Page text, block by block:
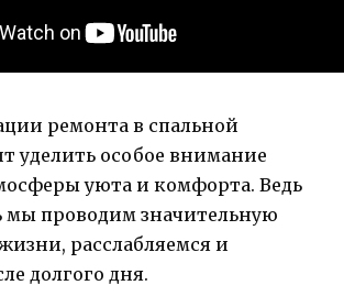
ремонта в спальной
уделить особое внимание
уюта и комфорта. Ведь
мы проводим значительную
расслабляемся и
долгого дня.